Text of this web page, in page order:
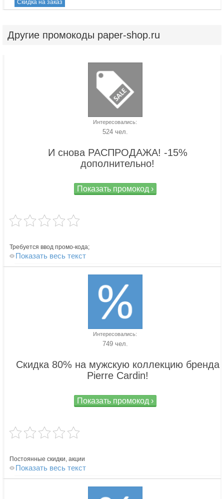
Скидка на заказ
Другие промокоды paper-shop.ru
Интересовались:
524 чел.
И снова РАСПРОДАЖА! -15%
дополнительно!
Показать промокод ›
Требуется ввод промо-кода;
Показать весь текст
Интересовались:
749 чел.
Скидка 80% на мужскую коллекцию бренда
Pierre Сardin!
Показать промокод ›
Постоянные скидки, акции
Показать весь текст